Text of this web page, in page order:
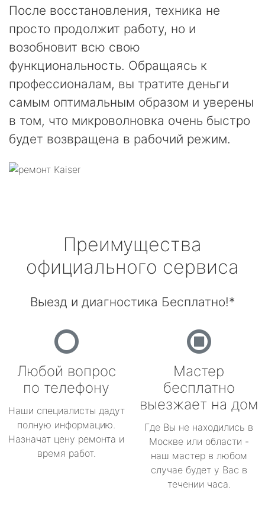
После восстановления, техника не
просто продолжит работу, но и
возобновит всю свою
функциональность. Обращаясь к
профессионалам, вы тратите деньги
самым оптимальным образом и уверены
в том, что микроволновка очень быстро
будет возвращена в рабочий режим.
Преимущества
официального сервиса
Выезд и диагностика Бесплатно!*
Любой вопрос
по телефону
Наши специалисты дадут
полную информацию.
Назначат цену ремонта и
время работ.
Мастер
бесплатно
выезжает на дом
Где Вы не находились в
Москве или области -
наш мастер в любом
случае будет у Вас в
течении часа.